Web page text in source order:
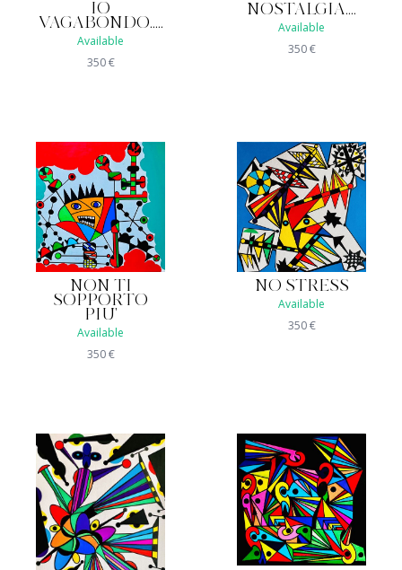
IO
VAGABONDO.....
Available
350€
NOSTALGIA....
Available
350€
NON TI
SOPPORTO
PIU'
Available
350€
NO STRESS
Available
350€